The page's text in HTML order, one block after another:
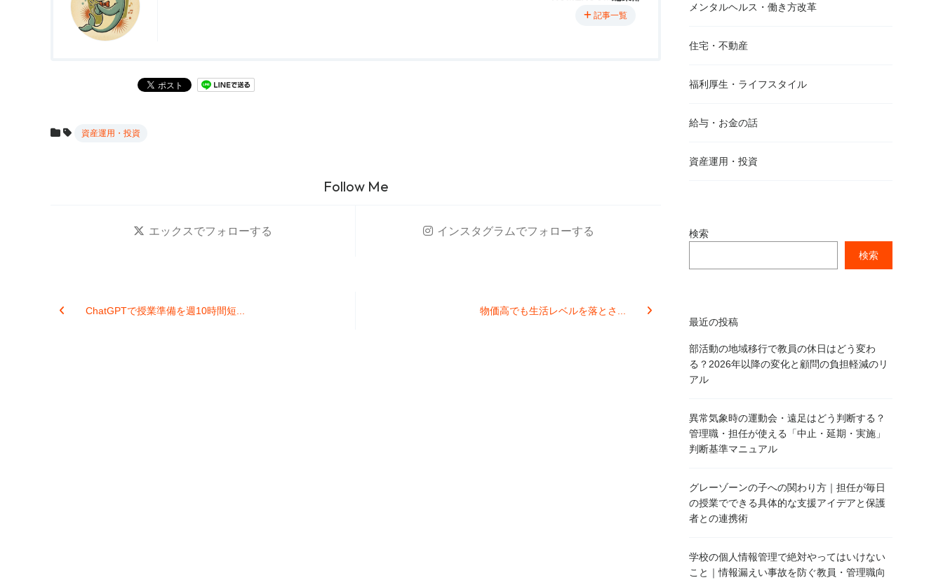
記事一覧
資産運用・投資
Follow Me
エックス でフォローする インスタグラムでフォローする
ChatGPTで授業準備を週10時間短... 物価高でも生活レベルを落とさ...
メンタルヘルス・働き方改革
住宅・不動産
福利厚生・ライフスタイル
給与・お金の話
資産運用・投資
検索
検索
最近の投稿
部活動の地域移行で教員の休日はどう変わ
る？2026年以降の変化と顧問の負担軽減のリ
アル
異常気象時の運動会・遠足はどう判断する？
管理職・担任が使える「中止・延期・実施」
判断基準マニュアル
グレーゾーンの子への関わり方｜担任が毎日
の授業でできる具体的な支援アイデアと保護
者との連携術
学校の個人情報管理で絶対やってはいけない
こと｜情報漏えい事故を防ぐ教員・管理職向